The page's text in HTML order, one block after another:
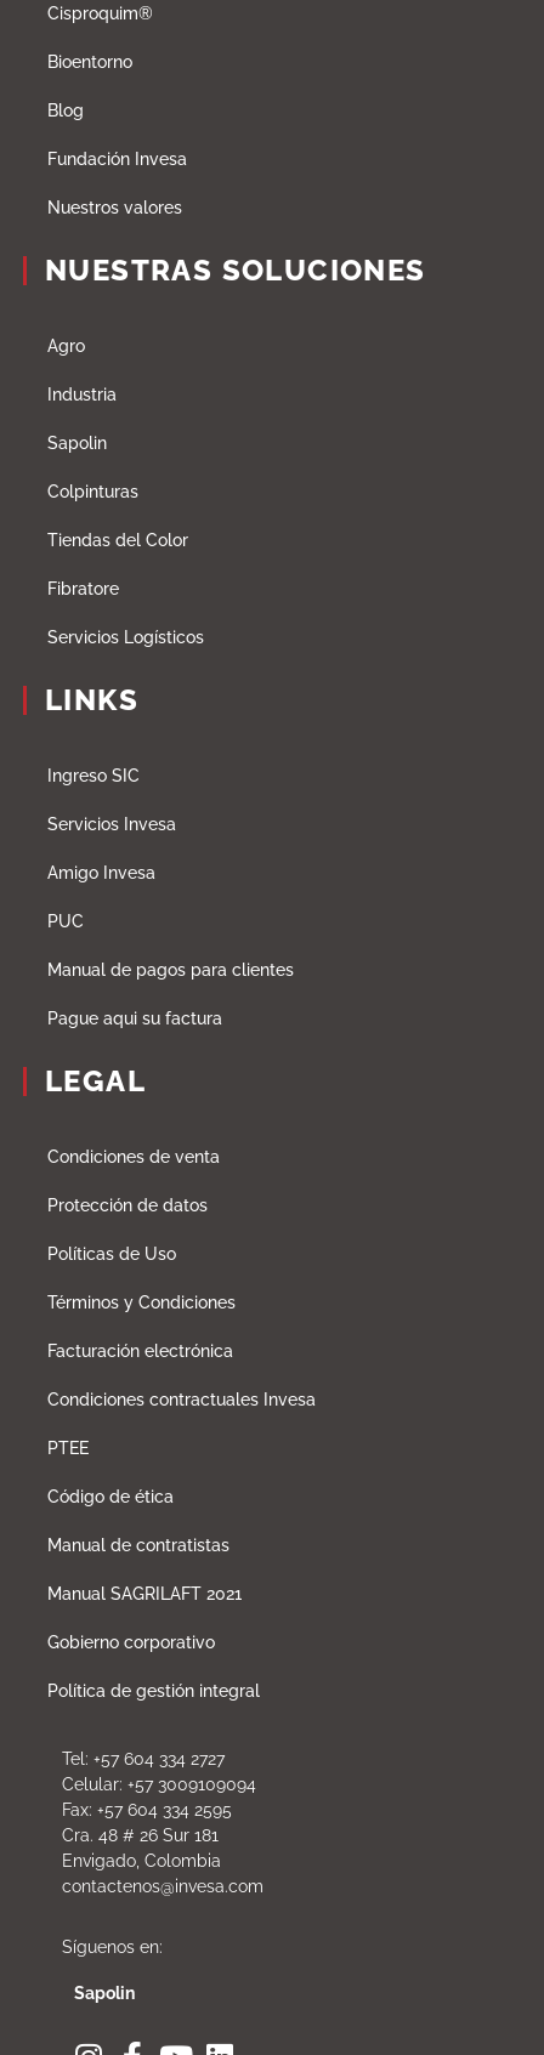
Cisproquim®
Bioentorno
Blog
Fundación Invesa
Nuestros valores
NUESTRAS SOLUCIONES
Agro
Industria
Sapolin
Colpinturas
Tiendas del Color
Fibratore
Servicios Logísticos
LINKS
Ingreso SIC
Servicios Invesa
Amigo Invesa
PUC
Manual de pagos para clientes
Pague aqui su factura
LEGAL
Condiciones de venta
Protección de datos
Políticas de Uso
Términos y Condiciones
Facturación electrónica
Condiciones contractuales Invesa
PTEE
Código de ética
Manual de contratistas
Manual SAGRILAFT 2021
Gobierno corporativo
Política de gestión integral
Tel: +57 604 334 2727
Celular: +57 3009109094
Fax: +57 604 334 2595
Cra. 48 # 26 Sur 181
Envigado, Colombia
contactenos@invesa.com
Síguenos en:
Sapolin